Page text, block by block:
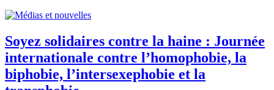
Soyez solidaires contre la haine : Journée
internationale contre l’homophobie, la
biphobie, l’intersexephobie et la